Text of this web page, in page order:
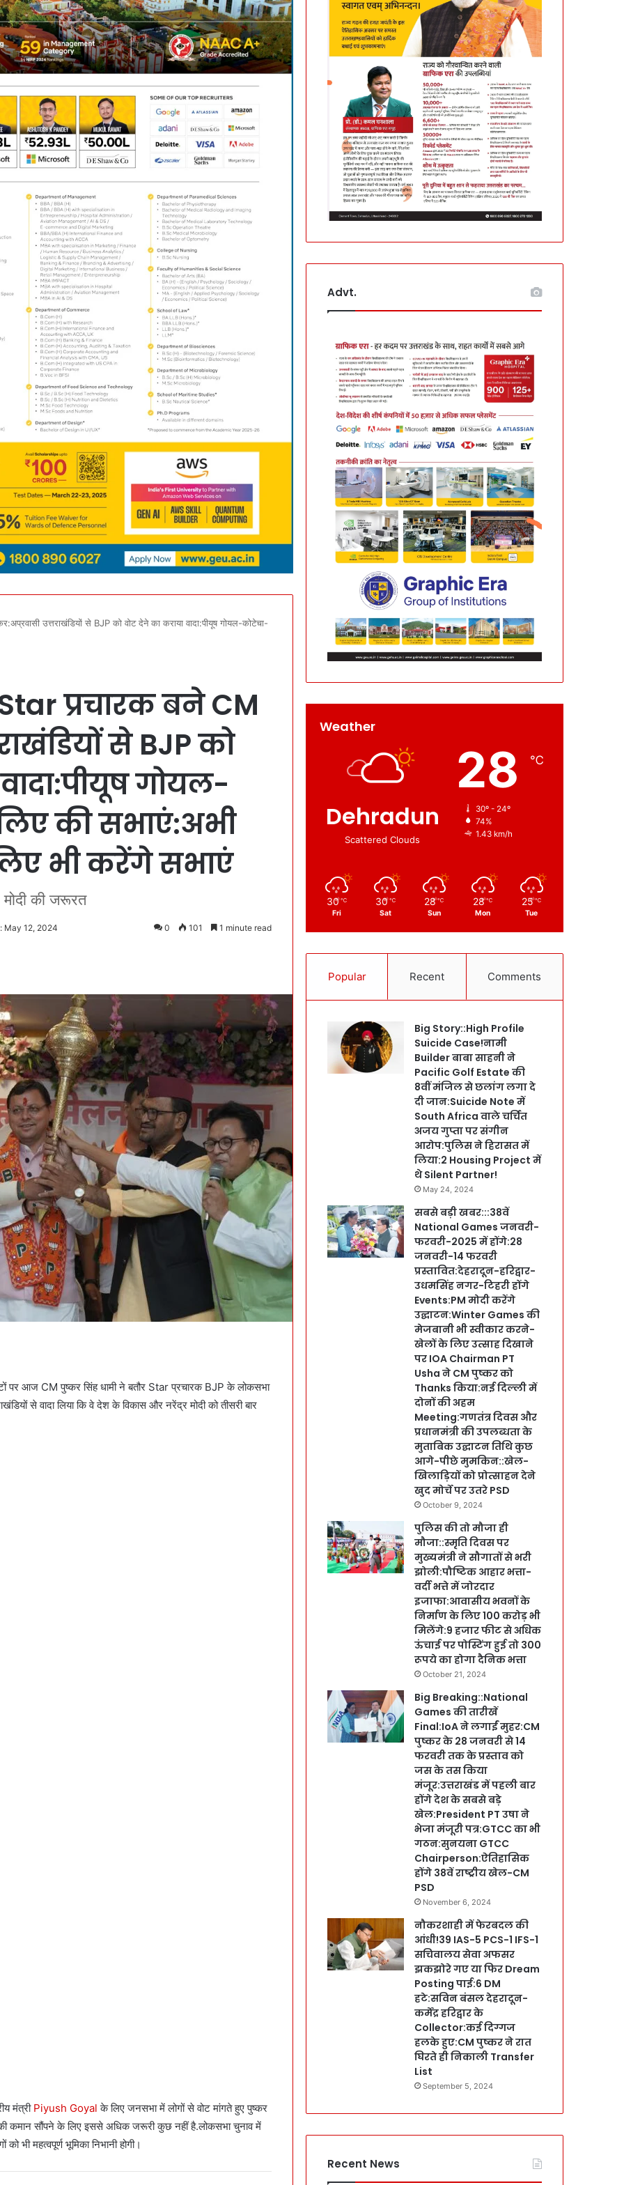
उत्तराखंडियों से BJP को वोट देने का कराया वादा:पीयूष गोयल-कोटेचा-
प्रचारक बने CM
से BJP को
गोयल-
की सभाएं:अभी
भी करेंगे सभाएं
की जरूरत
May 12, 2024 0 101 1 minute read
आज CM पुष्कर सिंह धामी ने बतौर Star प्रचारक BJP के लोकसभा
से वादा लिया कि वे देश के विकास और नरेंद्र मोदी को तीसरी बार
मंत्री Piyush Goyal के लिए जनसभा में लोगों से वोट मांगते हुए पुष्कर
की कमान सौंपने के लिए इससे अधिक जरूरी कुछ नहीं है.लोकसभा चुनाव में
भी महत्वपूर्ण भूमिका निभानी होगी।
Advt.
Weather
Dehradun
Scattered Clouds
28 ℃
30º - 24º
74%
1.43 km/h
30 ℃
Fri
30 ℃
Sat
28 ℃
Sun
28 ℃
Mon
25 ℃
Tue
Popular Recent Comments
Big Story::High Profile
Suicide Case!नामी
Builder बाबा साहनी ने
Pacific Golf Estate की
8वीं मंजिल से छलांग लगा दे
दी जान:Suicide Note में
South Africa वाले चर्चित
अजय गुप्ता पर संगीन
आरोप:पुलिस ने हिरासत में
लिया:2 Housing Project में
थे Silent Partner!
May 24, 2024
सबसे बड़ी खबर:::38वें
National Games जनवरी-
फरवरी-2025 में होंगे:28
जनवरी-14 फरवरी
प्रस्तावित:देहरादून-हरिद्वार-
उधमसिंह नगर-टिहरी होंगे
Events:PM मोदी करेंगे
उद्घाटन:Winter Games की
मेजबानी भी स्वीकार करने-
खेलों के लिए उत्साह दिखाने
पर IOA Chairman PT
Usha ने CM पुष्कर को
Thanks किया:नई दिल्ली में
दोनों की अहम
Meeting:गणतंत्र दिवस और
प्रधानमंत्री की उपलब्धता के
मुताबिक उद्घाटन तिथि कुछ
आगे-पीछे मुमकिन::खेल-
खिलाड़ियों को प्रोत्साहन देने
खुद मोर्चे पर उतरे PSD
October 9, 2024
पुलिस की तो मौजा ही
मौजा::स्मृति दिवस पर
मुख्यमंत्री ने सौगातों से भरी
झोली:पौष्टिक आहार भत्ता-
वर्दी भत्ते में जोरदार
इजाफा:आवासीय भवनों के
निर्माण के लिए 100 करोड़ भी
मिलेंगे:9 हजार फीट से अधिक
ऊंचाई पर पोस्टिंग हुई तो 300
रूपये का होगा दैनिक भत्ता
October 21, 2024
Big Breaking::National
Games की तारीखें
Final:IoA ने लगाईं मुहर:CM
पुष्कर के 28 जनवरी से 14
फरवरी तक के प्रस्ताव को
जस के तस किया
मंजूर:उत्तराखंड में पहली बार
होंगे देश के सबसे बड़े
खेल:President PT उषा ने
भेजा मंजूरी पत्र:GTCC का भी
गठन:सुनयना GTCC
Chairperson:ऐतिहासिक
होंगे 38वें राष्ट्रीय खेल-CM
PSD
November 6, 2024
नौकरशाही में फेरबदल की
आंधी!39 IAS-5 PCS-1 IFS-1
सचिवालय सेवा अफसर
झकझोरे गए या फिर Dream
Posting पाई:6 DM
हटे:सविन बंसल देहरादून-
कर्मेंद्र हरिद्वार के
Collector:कई दिग्गज
हलके हुए:CM पुष्कर ने रात
घिरते ही निकाली Transfer
List
September 5, 2024
Recent News